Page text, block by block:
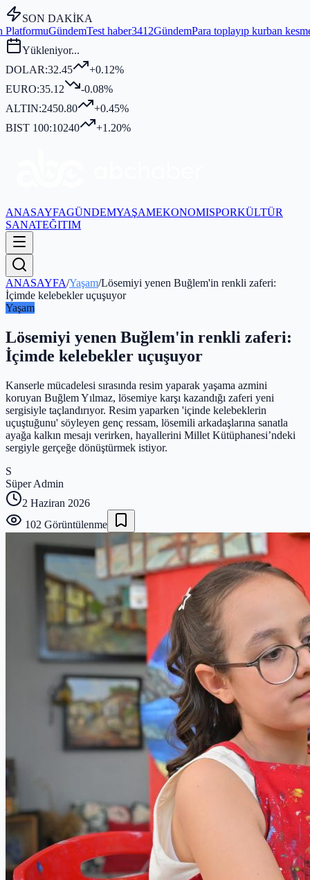
SON DAKİKA
Test haber3412GündemPara toplayıp kurban kesmediği iddia edilen
Yükleniyor...
DOLAR:32.45
+0.12%
EURO:35.12
-0.08%
ALTIN:2450.80
+0.45%
BIST 100:10240 +1.20%
ANASAYFAGÜNDEMYAŞAMEKONOMISPORKÜLTÜR
SANATEĞITIM
ANASAYFA/Yaşam/Lösemiyi yenen Buğlem'in renkli zaferi:
İçimde kelebekler uçuşuyor
Yaşam
Lösemiyi yenen Buğlem'in renkli zaferi:
İçimde kelebekler uçuşuyor
Kanserle mücadelesi sırasında resim yaparak yaşama azmini
koruyan Buğlem Yılmaz, lösemiye karşı kazandığı zaferi yeni
sergisiyle taçlandırıyor. Resim yaparken 'içinde kelebeklerin
uçuştuğunu' söyleyen genç ressam, lösemili arkadaşlarına sanatla
ayağa kalkın mesajı verirken, hayallerini Millet Kütüphanesi’ndeki
sergiyle gerçeğe dönüştürmek istiyor.
S
Süper Admin
2 Haziran 2026
102 Görüntülenme